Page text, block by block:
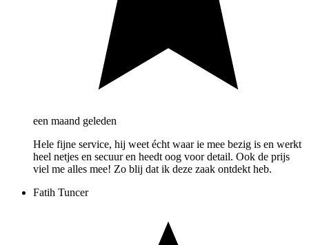
een maand geleden
Hele fijne service, hij weet écht waar ie mee bezig is en werkt
heel netjes en secuur en heedt oog voor detail. Ook de prijs
viel me alles mee! Zo blij dat ik deze zaak ontdekt heb.
Fatih Tuncer